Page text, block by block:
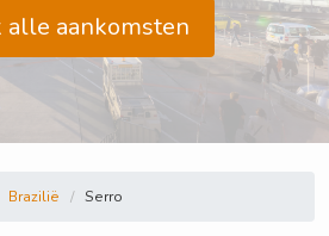
alle aankomsten
Brazilië Serro